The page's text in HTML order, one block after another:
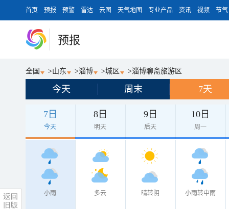
首页 预报 预警 雷达 云图 天气地图 专业产品 资讯 视频 节气
预报
全国 >山东 >淄博 >城区 >淄博聊斋旅游区
今天 周末 7天
7日
今天
8日
明天
9日
后天
10日
周一
小雨 多云 晴转阴 小雨转中雨